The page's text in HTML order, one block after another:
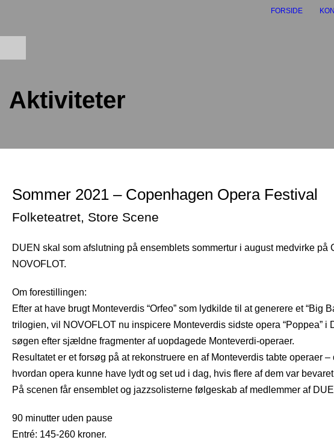
FORSIDE
Search for:
Aktiviteter
Sommer 2021 – Copenhagen Opera Festival
Folketeatret, Store Scene
DUEN skal som afslutning på ensemblets sommertur i august medvirke
NOVOFLOT.
Om forestillingen:
Efter at have brugt Monteverdis “Orfeo” som lydkilde til at generere et “Big
trilogien, vil NOVOFLOT nu inspicere Monteverdis sidste opera “Poppea”
søgen efter sjældne fragmenter af uopdagede Monteverdi-operaer.
Resultatet er et forsøg på at rekonstruere en af Monteverdis tabte operaer
hvordan opera kunne have lydt og set ud i dag, hvis flere af dem var
På scenen får ensemblet og jazzsolisterne følgeskab af medlemmer af
90 minutter uden pause
Entré: 145-260 kroner.